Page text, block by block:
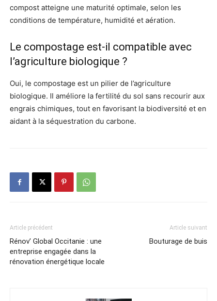
compost atteigne une maturité optimale, selon les
conditions de température, humidité et aération.
Le compostage est-il compatible avec
l’agriculture biologique ?
Oui, le compostage est un pilier de l’agriculture
biologique. Il améliore la fertilité du sol sans recourir aux
engrais chimiques, tout en favorisant la biodiversité et en
aidant à la séquestration du carbone.
Article précédent
Rénov’ Global Occitanie : une
entreprise engagée dans la
rénovation énergétique locale
Article suivant
Bouturage de buis